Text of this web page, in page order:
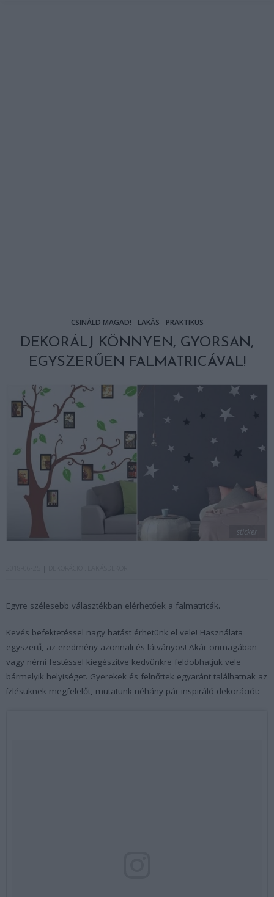
CSINÁLD MAGAD! LAKÁS PRAKTIKUS
DEKORÁLJ KÖNNYEN, GYORSAN,
EGYSZERŰEN FALMATRICÁVAL!
sticker
Egyre szélesebb választékban elérhetőek a falmatricák.
Kevés befektetéssel nagy hatást érhetünk el vele! Használata
egyszerű, az eredmény azonnali és látványos! Akár önmagában
vagy némi festéssel kiegészítve kedvünkre feldobhatjuk vele
bármelyik helyiséget. Gyerekek és felnőttek egyaránt találhatnak az
ízlésüknek megfelelőt, mutatunk néhány pár inspiráló dekorációt: